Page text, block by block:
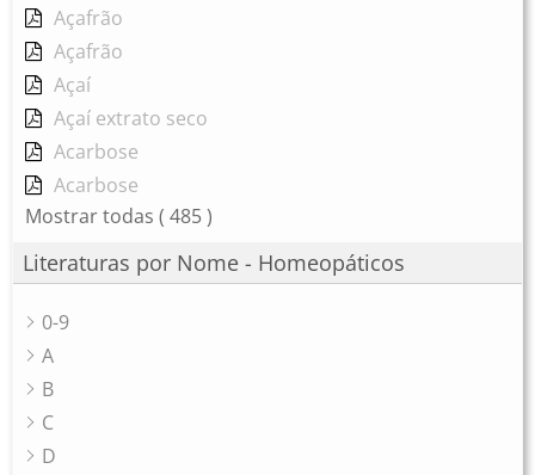
Açafrão
Açafrão
Açaí
Açaí extrato seco
Acarbose
Acarbose
Mostrar todas ( 485 )
Literaturas por Nome - Homeopáticos
0-9
A
B
C
D